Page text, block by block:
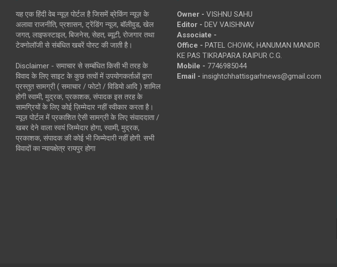
यह एक हिंदी वेब न्यूज़ पोर्टल है जिसमें ब्रेकिंग न्यूज़ के
अलावा राजनीति, प्रशासन, ट्रेंडिंग न्यूज, बॉलीवुड, खेल
जगत, लाइफस्टाइल, बिजनेस, सेहत, ब्यूटी, रोजगार तथा
टेक्नोलॉजी से संबंधित खबरें पोस्ट की जाती है।
Disclaimer - समाचार से सम्बंधित किसी भी तरह के
विवाद के लिए साइट के कुछ तत्वों में उपयोगकर्ताओं द्वारा
प्रस्तुत सामग्री ( समाचार / फोटो / विडियो आदि ) शामिल
होगी स्वामी, मुद्रक, प्रकाशक, संपादक इस तरह के
सामग्रियों के लिए कोई ज़िम्मेदार नहीं स्वीकार करता है।
न्यूज़ पोर्टल में प्रकाशित ऐसी सामग्री के लिए संवाददाता /
खबर देने वाला स्वयं जिम्मेदार होगा, स्वामी, मुद्रक,
प्रकाशक, संपादक की कोई भी जिम्मेदारी नहीं होगी. सभी
विवादों का न्यायक्षेत्र रायपुर होगा
Owner - VISHNU SAHU
Editor - DEV VAISHNAV
Associate -
Office - PATEL CHOWK, HANUMAN MANDIR
KE PAS TIKRAPARA RAIPUR C.G.
Mobile - 7746985044
Email - insightchhattisgarhnews@gmail.com